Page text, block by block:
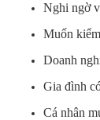
Nghi ngờ
Muốn
Doanh
Gia đình
Cá nhân